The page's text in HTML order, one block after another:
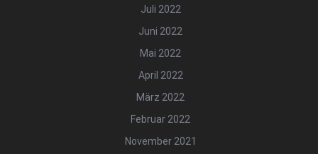
Juli 2022
Juni 2022
Mai 2022
April 2022
März 2022
Februar 2022
November 2021